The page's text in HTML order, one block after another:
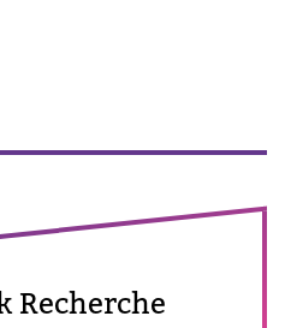
Recherche